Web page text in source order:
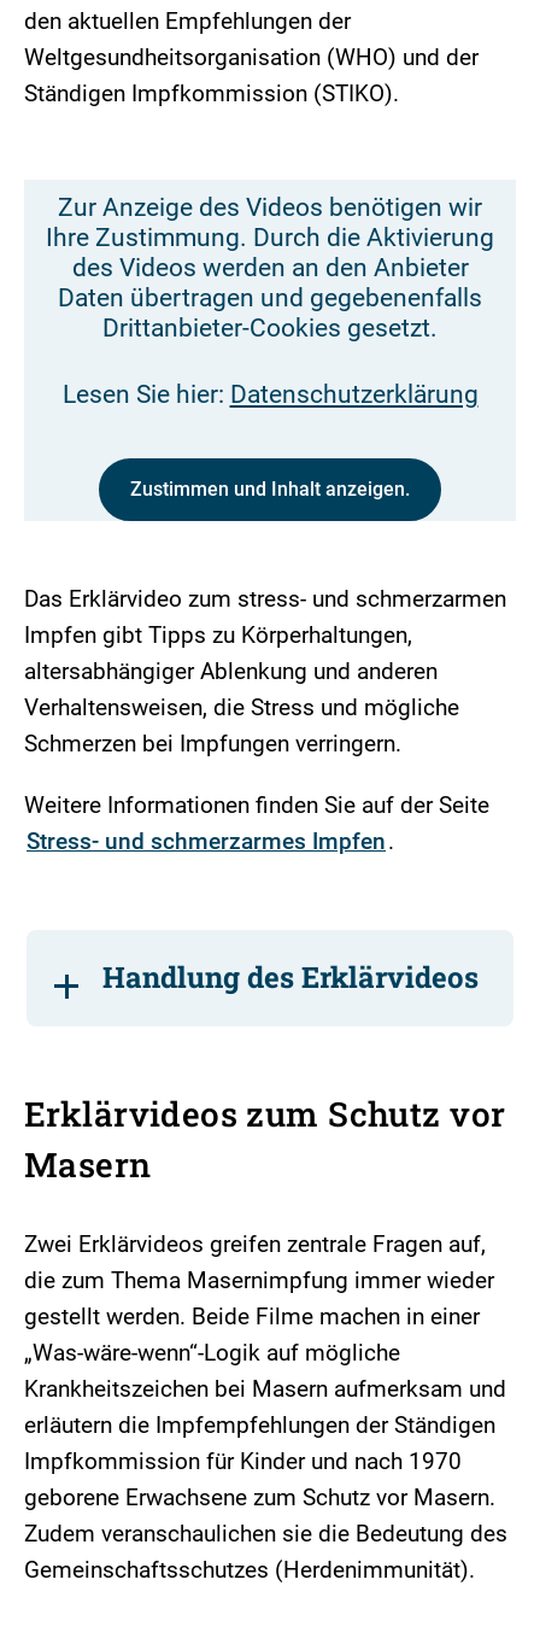
den aktuellen Empfehlungen der
Weltgesundheitsorganisation (WHO) und der
Ständigen Impfkommission (STIKO).
Zur Anzeige des Videos benötigen wir
Ihre Zustimmung. Durch die Aktivierung
des Videos werden an den Anbieter
Daten übertragen und gegebenenfalls
Drittanbieter-Cookies gesetzt.
Lesen Sie hier: Datenschutzerklärung
Zustimmen und Inhalt anzeigen.
Das Erklärvideo zum stress- und schmerzarmen
Impfen gibt Tipps zu Körperhaltungen,
altersabhängiger Ablenkung und anderen
Verhaltensweisen, die Stress und mögliche
Schmerzen bei Impfungen verringern.
Weitere Informationen finden Sie auf der Seite
Stress- und schmerzarmes Impfen.
Handlung des Erklärvideos
Erklärvideos zum Schutz vor
Masern
Zwei Erklärvideos greifen zentrale Fragen auf,
die zum Thema Masernimpfung immer wieder
gestellt werden. Beide Filme machen in einer
„Was-wäre-wenn“-Logik auf mögliche
Krankheitszeichen bei Masern aufmerksam und
erläutern die Impfempfehlungen der Ständigen
Impfkommission für Kinder und nach 1970
geborene Erwachsene zum Schutz vor Masern.
Zudem veranschaulichen sie die Bedeutung des
Gemeinschaftsschutzes (Herdenimmunität).